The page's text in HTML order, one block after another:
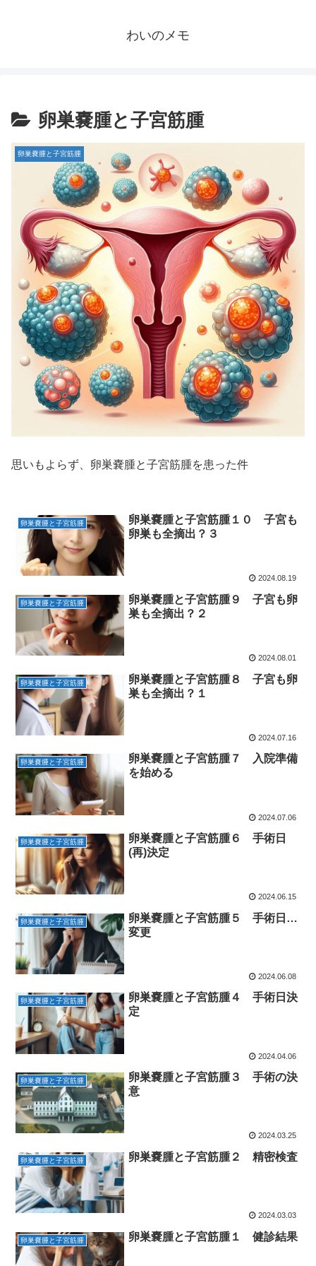
わいのメモ
卵巣嚢腫と子宮筋腫
卵巣嚢腫と子宮筋腫
思いもよらず、卵巣嚢腫と子宮筋腫を患った件
卵巣嚢腫と子宮筋腫
卵巣嚢腫と子宮筋腫１０ 子宮も
卵巣も全摘出？３
2024.08.19
卵巣嚢腫と子宮筋腫
卵巣嚢腫と子宮筋腫９ 子宮も卵
巣も全摘出？２
2024.08.01
卵巣嚢腫と子宮筋腫
卵巣嚢腫と子宮筋腫８ 子宮も卵
巣も全摘出？１
2024.07.16
卵巣嚢腫と子宮筋腫
卵巣嚢腫と子宮筋腫７ 入院準備
を始める
2024.07.06
卵巣嚢腫と子宮筋腫
卵巣嚢腫と子宮筋腫６ 手術日
(再)決定
2024.06.15
卵巣嚢腫と子宮筋腫
卵巣嚢腫と子宮筋腫５ 手術日…
変更
2024.06.08
卵巣嚢腫と子宮筋腫
卵巣嚢腫と子宮筋腫４ 手術日決
定
2024.04.06
卵巣嚢腫と子宮筋腫
卵巣嚢腫と子宮筋腫３ 手術の決
意
2024.03.25
卵巣嚢腫と子宮筋腫 卵巣嚢腫と子宮筋腫２ 精密検査
2024.03.03
卵巣嚢腫と子宮筋腫 卵巣嚢腫と子宮筋腫１ 健診結果